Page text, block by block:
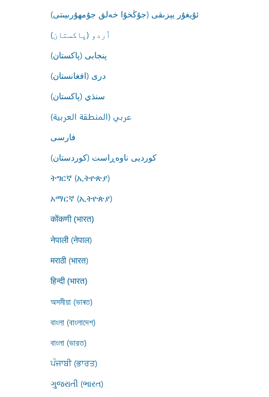
ئۇيغۇر يېزىقى (جۇڭخۇا خەلق جۇمھۇرىيىتى)
اُردو (پاکستان)
پنجابی (پاکستان)
درى (افغانستان)
سنڌي (پاکستان)
عربي (المنطقة العربية)
فارسى
کوردیی ناوەڕاست (کوردستان)
ትግርኛ (ኢትዮጵያ)
አማርኛ (ኢትዮጵያ)
कोंकणी (भारत)
नेपाली (नेपाल)
मराठी (भारत)
हिन्दी (भारत)
অসমীয়া (ভাৰত)
বাংলা (বাংলাদেশ)
বাংলা (ভারত)
ਪੰਜਾਬੀ (ਭਾਰਤ)
ગુજરાતી (ભારત)